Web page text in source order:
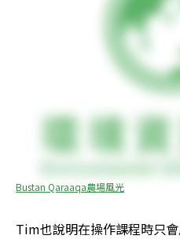
Bustan Qaraaqa農場風光
Tim也說明在操作課程時只